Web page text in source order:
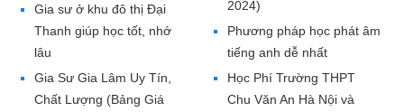
Gia sư ở khu đô thị Đại
Thanh giúp học tốt, nhớ
lâu
Gia Sư Gia Lâm Uy Tín,
Chất Lượng (Bảng Giá
2024)
Phương pháp học phát âm
tiếng anh dễ nhất
Học Phí Trường THPT
Chu Văn An Hà Nội và